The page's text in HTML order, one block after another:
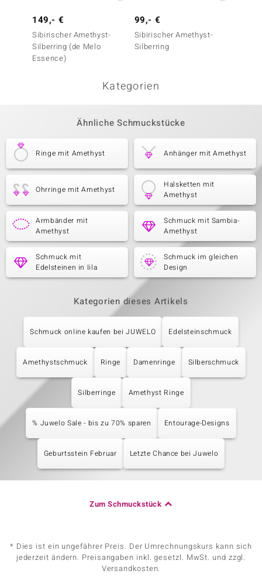
149,- €
Sibirischer Amethyst-
Silberring (de Melo
Essence)
99,- €
Sibirischer Amethyst-
Silberring
Kategorien
Ähnliche Schmuckstücke
Ringe mit Amethyst Anhänger mit Amethyst
Ohrringe mit Amethyst
Halsketten mit
Amethyst
Armbänder mit
Amethyst
Schmuck mit Sambia-
Amethyst
Schmuck mit
Edelsteinen in lila
Schmuck im gleichen
Design
Kategorien dieses Artikels
Schmuck online kaufen bei JUWELO Edelsteinschmuck
Amethystschmuck Ringe Damenringe Silberschmuck
Silberringe Amethyst Ringe
% Juwelo Sale - bis zu 70% sparen Entourage-Designs
Geburtsstein Februar Letzte Chance bei Juwelo
Zum Schmuckstück
* Dies ist ein ungefährer Preis. Der Umrechnungskurs kann sich
jederzeit ändern. Preisangaben inkl. gesetzl. MwSt. und zzgl.
Versandkosten.